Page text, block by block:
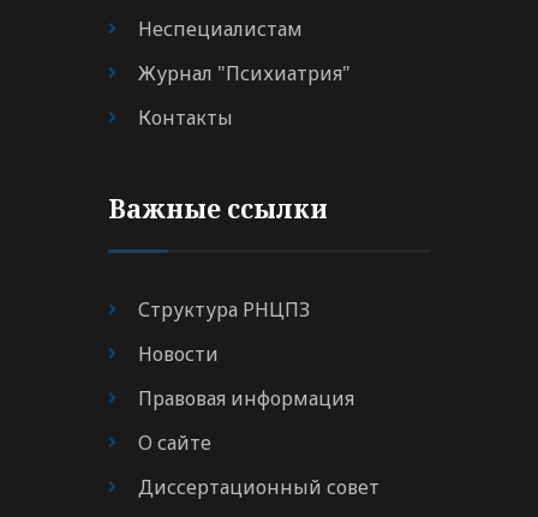
Неспециалистам
Журнал "Психиатрия"
Контакты
Важные ссылки
Структура РНЦПЗ
Новости
Правовая информация
О сайте
Диссертационный совет